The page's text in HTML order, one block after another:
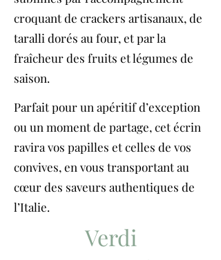
croquant de crackers artisanaux, de
taralli dorés au four, et par la
fraîcheur des fruits et légumes de
saison.
Parfait pour un apéritif d’exception
ou un moment de partage, cet écrin
ravira vos papilles et celles de vos
convives, en vous transportant au
cœur des saveurs authentiques de
l’Italie.
Verdi